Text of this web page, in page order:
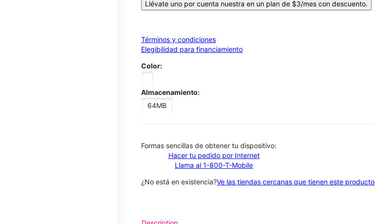
Llévate uno por cuenta nuestra en un plan de $3/mes con descuento.
Términos y condiciones
Elegibilidad para financiamiento
Color:
Almacenamiento:
64MB
​​​​​​​Formas sencillas de obtener tu dispositivo:
Hacer tu pedido por Internet
Llama al 1-800-T-Mobile
¿No está en existencia?Ve las tiendas cercanas que tienen este producto